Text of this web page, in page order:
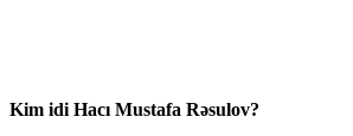
Kim idi Hacı Mustafa Rəsulov?